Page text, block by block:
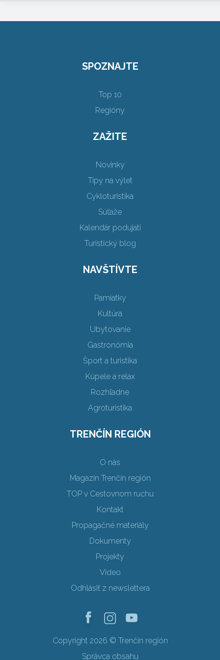
SPOZNAJTE
Top 10
Regióny
ZAŽITE
Novinky
Tipy na výlet
Cykloturistika
Súťaže
Kalendár podujatí
Turistický blog
NAVŠTÍVTE
Pamiatky
Kultúra
Ubytovanie
Gastronómia
Šport a turistika
Kúpele a relax
Rozhľadne
Agroturistika
TRENČÍN REGIÓN
O nás
Magazín Trenčín región
TOP v Cestovnom ruchu
Kontakt
Propagačné materiály
Dokumenty
Projekty
Video
Odhlásiť z newslettera
Copyright 2026 © Trenčín región
Správca obsahu